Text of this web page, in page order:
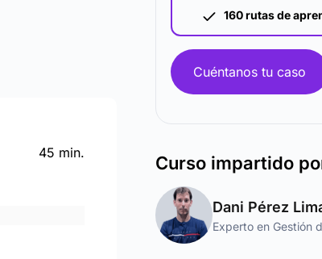
160 rutas de
Cuéntanos tu caso
Curso impartido
Dani Pérez
Experto en Gestión
45 min.